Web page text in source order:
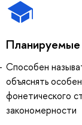
Планируемые
Способен
объяснять
фонетического
закономерности